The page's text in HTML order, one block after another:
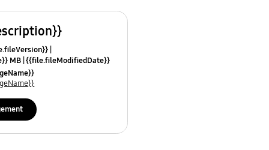
MB {{file.fileModifiedDate}}